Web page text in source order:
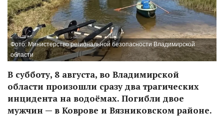
Фото: Министерство региональной безопасности Владимирской
области
В субботу, 8 августа, во Владимирской
области произошли сразу два трагических
инцидента на водоёмах. Погибли двое
мужчин — в Коврове и Вязниковском районе.